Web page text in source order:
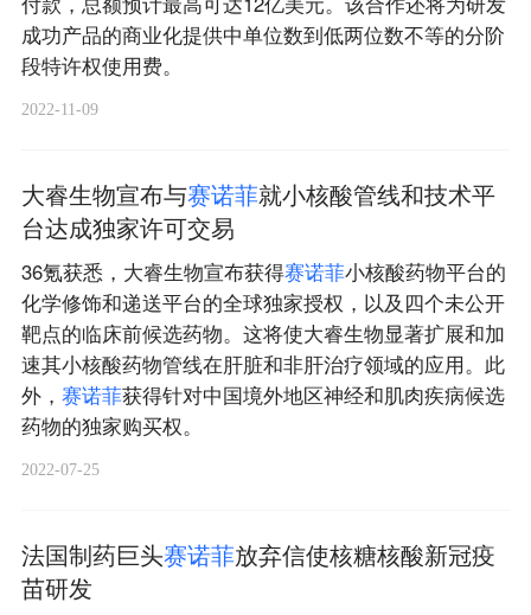
成功产品的商业化提供中单位数到低两位数不等的分阶
段特许权使用费。
2022-11-09
大睿生物宣布与赛诺菲就小核酸管线和技术平
台达成独家许可交易
36氪获悉，大睿生物宣布获得赛诺菲小核酸药物平台的
化学修饰和递送平台的全球独家授权，以及四个未公开
靶点的临床前候选药物。这将使大睿生物显著扩展和加
速其小核酸药物管线在肝脏和非肝治疗领域的应用。此
外， 赛诺菲获得针对中国境外地区神经和肌肉疾病候选
药物的独家购买权。
2022-07-25
法国制药巨头赛诺菲放弃信使核糖核酸新冠疫
苗研发